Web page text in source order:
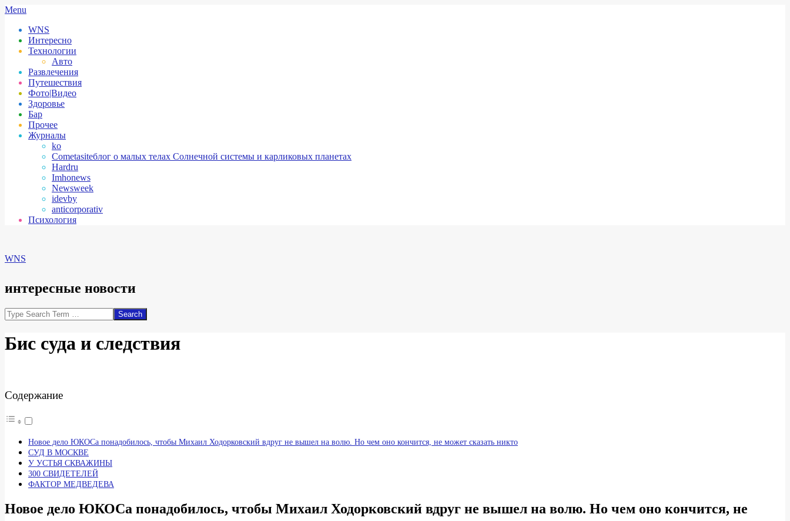
Skip
content
Secondary
Menu
Menu
WNS
Интересно
Технологии
Авто
Развлечения
Путешествия
Фото|Видео
Здоровье
Бар
Прочее
Журналы
ko
Cometasiteблог о малых телах Солнечной системы и карликовых планетах
Hardru
Imhonews
Newsweek
idevby
anticorporativ
Психология
WNS
интересные новости
Search
Бис суда и следствия
Содержание
Новое дело ЮКОСа понадобилось, чтобы Михаил Ходорковский вдруг не вышел на волю. Но чем оно кончится, не может сказать никто
СУД В МОСКВЕ
У УСТЬЯ СКВАЖИНЫ
300 СВИДЕТЕЛЕЙ
ФАКТОР МЕДВЕДЕВА
Новое дело ЮКОСа понадобилось, чтобы Михаил Ходорковский вдруг не вышел на волю. Но чем оно кончится, не